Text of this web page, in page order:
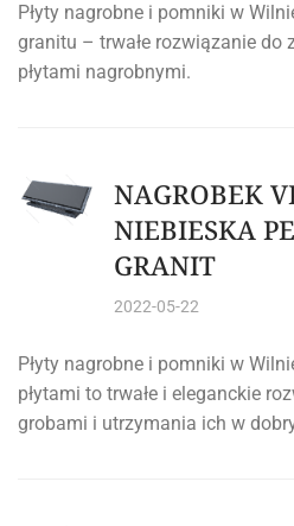
Płyty nagrobne i pomniki w
granitu – trwałe rozwiązanie do
płytami nagrobnymi.
NAGROBEK
NIEBIESKA
GRANIT
2022-05-22
Płyty nagrobne i pomniki w
płytami to trwałe i eleganckie
grobami i utrzymania ich w